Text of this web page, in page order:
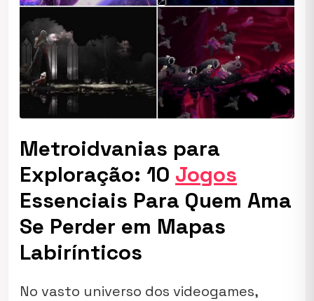
Metroidvanias para
Exploração: 10 Jogos
Essenciais Para Quem Ama
Se Perder em Mapas
Labirínticos
No vasto universo dos videogames,